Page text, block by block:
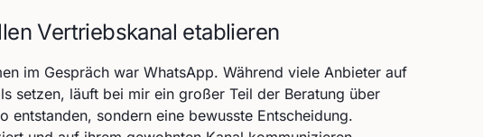
Vertriebskanal etablieren
im Gespräch war WhatsApp. Während viele Anbieter auf
setzen, läuft bei mir ein großer Teil der Beratung über
entstanden, sondern eine bewusste Entscheidung.